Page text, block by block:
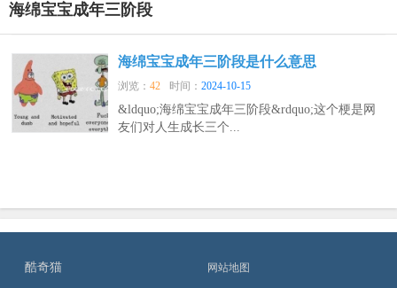
海绵宝宝成年三阶段
海绵宝宝成年三阶段是什么意思
浏览：42 时间：2024-10-15
&ldquo;海绵宝宝成年三阶段&rdquo;这个梗是网
友们对人生成长三个...
酷奇猫 网站地图